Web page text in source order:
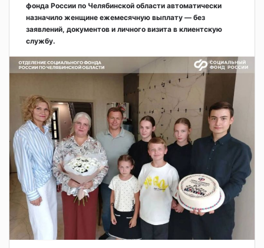
фонда России по Челябинской области автоматически
назначило женщине ежемесячную выплату — без
заявлений, документов и личного визита в клиентскую
службу.